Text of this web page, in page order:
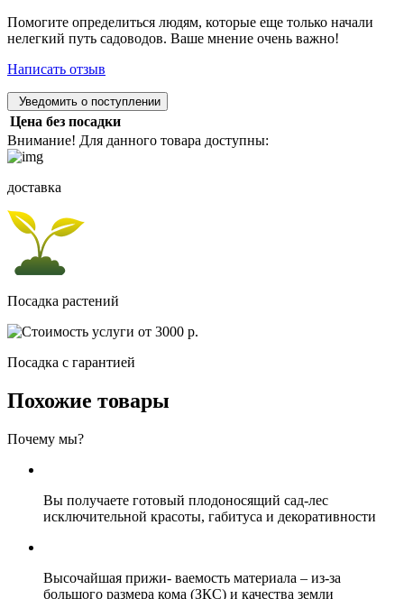
Помогите определиться людям, которые еще только начали
нелегкий путь садоводов. Ваше мнение очень важно!
Написать отзыв
Уведомить о поступлении
Цена без посадки
Внимание! Для данного товара доступны:
доставка
Посадка растений
Посадка c гарантией
Похожие товары
Почему мы?
Вы получаете готовый плодоносящий сад-лес
исключительной красоты, габитуса и декоративности
Высочайшая прижи- ваемость материала – из-за
большого размера кома (ЗКС) и качества земли